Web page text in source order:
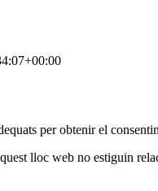
per obtenir el
lloc web no estiguin